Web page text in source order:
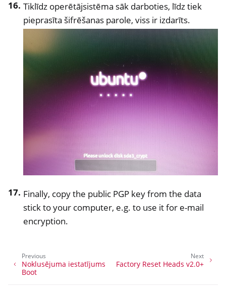
Tiklīdz operētājsistēma sāk darboties, līdz tiek
pieprasīta šifrēšanas parole, viss ir izdarīts.
Finally, copy the public PGP key from the data
stick to your computer, e.g. to use it for e-mail
encryption.
Next
Factory Reset Heads v2.0+
Previous
Noklusējuma iestatījums
Boot